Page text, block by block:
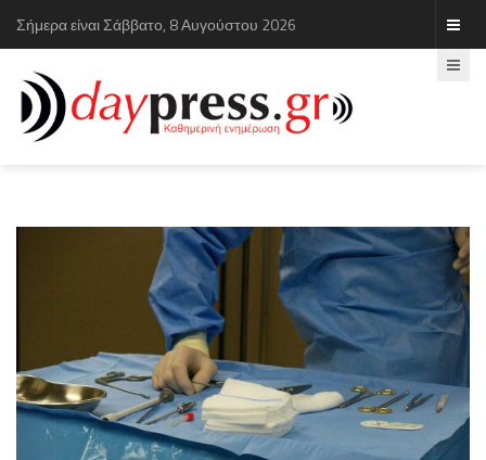
Σήμερα είναι Σάββατο, 8 Αυγούστου 2026